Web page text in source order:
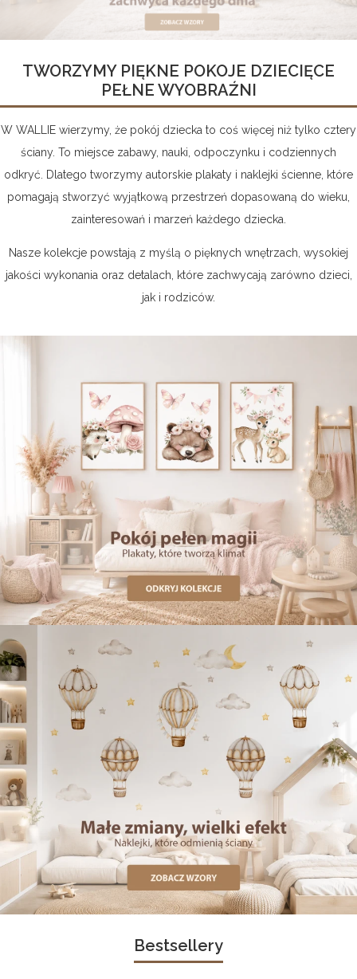
TWORZYMY PIĘKNE POKOJE DZIECIĘCE
PEŁNE WYOBRAŹNI
W WALLIE wierzymy, że pokój dziecka to coś więcej niż tylko cztery
ściany. To miejsce zabawy, nauki, odpoczynku i codziennych
odkryć. Dlatego tworzymy autorskie plakaty i naklejki ścienne, które
pomagają stworzyć wyjątkową przestrzeń dopasowaną do wieku,
zainteresowań i marzeń każdego dziecka.
Nasze kolekcje powstają z myślą o pięknych wnętrzach, wysokiej
jakości wykonania oraz detalach, które zachwycają zarówno dzieci,
jak i rodziców.
Bestsellery